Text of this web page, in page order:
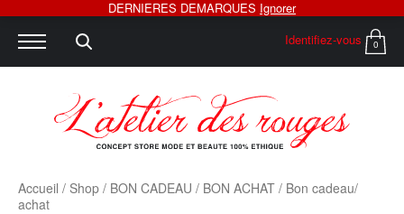
Identifiez-vous 0
Accueil / Shop / BON CADEAU / BON ACHAT / Bon cadeau/
achat
DERNIERES DEMARQUES Ignorer